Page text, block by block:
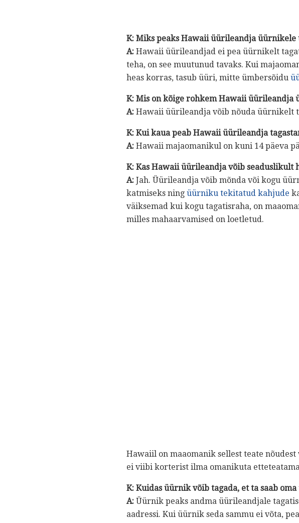
K: Miks peaks Hawaii üürileandja üürnikele
A: Hawaii üürileandjad ei pea üürnikelt
teha, on see muutunud tavaks. Kui
heas korras, tasub üüri, mitte ümbersõidu
K: Mis on kõige rohkem Hawaii üürileandja
A: Hawaii üürileandja võib nõuda üürnikelt
K: Kui kaua peab Hawaii üürileandja
A: Hawaii majaomanikul on kuni 14 päeva
K: Kas Hawaii üürileandja võib seaduslikult
A: Jah. Üürileandja võib mõnda või kogu
katmiseks ning üürniku tekitatud kahjude
väiksemad kui kogu tagatisraha, on
milles mahaarvamised on loetletud.
Hawaiil on maaomanik sellest teate
ei viibi korterist ilma omanikuta
K: Kuidas üürnik võib tagada, et ta saab
A: Üürnik peaks andma üürileandjale
aadressi. Kui üürnik seda sammu ei võta,